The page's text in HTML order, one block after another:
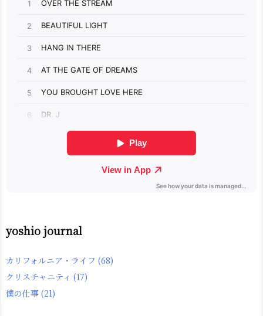
yoshio journal
カリフォルニア・ライフ (68)
クリスチャニティ (17)
僕の仕事 (21)